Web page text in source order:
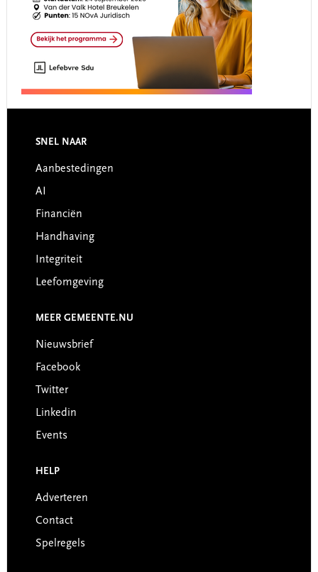
Footer
SNEL NAAR
Aanbestedingen
AI
Financiën
Handhaving
Integriteit
Leefomgeving
MEER GEMEENTE.NU
Nieuwsbrief
Facebook
Twitter
Linkedin
Events
HELP
Adverteren
Contact
Spelregels